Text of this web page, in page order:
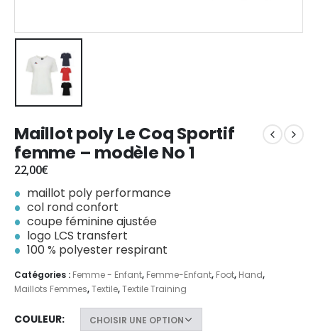
Maillot poly Le Coq Sportif
femme – modèle No 1
22,00€
maillot poly performance
col rond confort
coupe féminine ajustée
logo LCS transfert
100 % polyester respirant
Catégories : Femme - Enfant, Femme-Enfant, Foot, Hand,
Maillots Femmes,Textile,Textile Training
COULEUR